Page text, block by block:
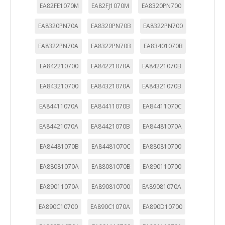
EA82FE1070M EA82FJ1070M EA8320PN700
EA8320PN70A EA8320PN70B EA8322PN700
EA8322PN70A EA8322PN70B EA83401070B
EA842210700 EA84221070A EA84221070B
EA843210700 EA84321070A EA84321070B
EA84411070A EA84411070B EA84411070C
EA84421070A EA84421070B EA84481070A
EA84481070B EA84481070C EA880810700
EA88081070A EA88081070B EA890110700
EA89011070A EA890810700 EA89081070A
EA890C10700 EA890C1070A EA890D10700